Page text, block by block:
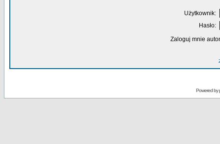
Użytkownik:
Hasło:
Zaloguj mnie
Powered by